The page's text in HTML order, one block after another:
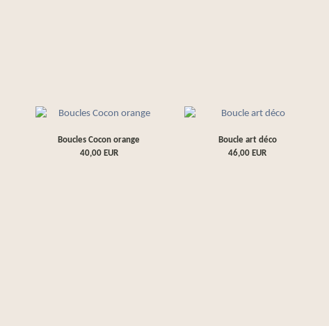
Boucles Cocon orange
40,00 EUR
Boucle art déco
46,00 EUR